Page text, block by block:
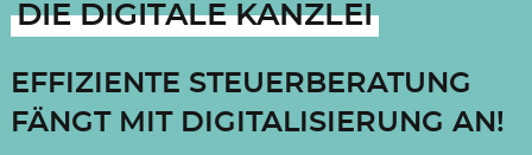
DIE DIGITALE KANZLEI
EFFIZIENTE STEUERBERATUNG
FÄNGT MIT DIGITALISIERUNG AN!